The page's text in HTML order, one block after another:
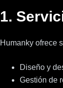
1.
Humanky ofrece
Diseño y
Gestión de